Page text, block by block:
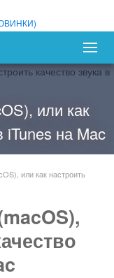
или как
iTunes на Mac
или как настроить